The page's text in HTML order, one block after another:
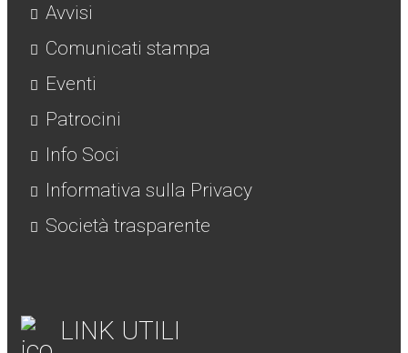
Avvisi
Comunicati stampa
Eventi
Patrocini
Info Soci
Informativa sulla Privacy
Società trasparente
LINK UTILI